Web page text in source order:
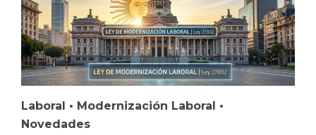
Laboral • Modernización Laboral
•
Novedades